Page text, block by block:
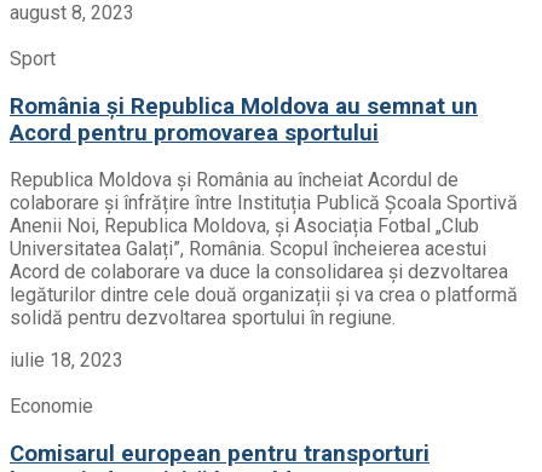
august 8, 2023
Sport
România și Republica Moldova au semnat un
Acord pentru promovarea sportului
Republica Moldova și România au încheiat Acordul de
colaborare și înfrățire între Instituția Publică Școala Sportivă
Anenii Noi, Republica Moldova, și Asociația Fotbal „Club
Universitatea Galați”, România. Scopul încheierea acestui
Acord de colaborare va duce la consolidarea și dezvoltarea
legăturilor dintre cele două organizații și va crea o platformă
solidă pentru dezvoltarea sportului în regiune.
iulie 18, 2023
Economie
Comisarul european pentru transporturi